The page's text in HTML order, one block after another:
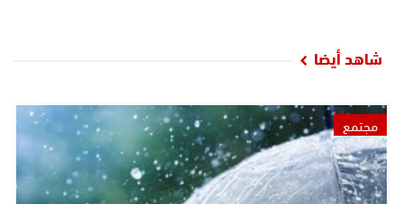
شاهد أيضا
مجتمع